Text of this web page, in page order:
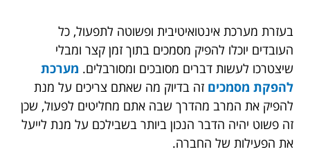
בעזרת מערכת אינטואיטיבית ופשוטה לתפעול, כל
העובדים יוכלו להפיק מסמכים בתוך זמן קצר ומבלי
שיצטרכו לעשות דברים מסובכים ומסורבלים. מערכת
להפקת מסמכים זה בדיוק מה שאתם צריכים על מנת
להפיק את המרב מהדרך שבה אתם מחליטים לפעול, שכן
זה פשוט יהיה הדבר הנכון ביותר בשבילכם על מנת לייעל
את הפעילות של החברה.